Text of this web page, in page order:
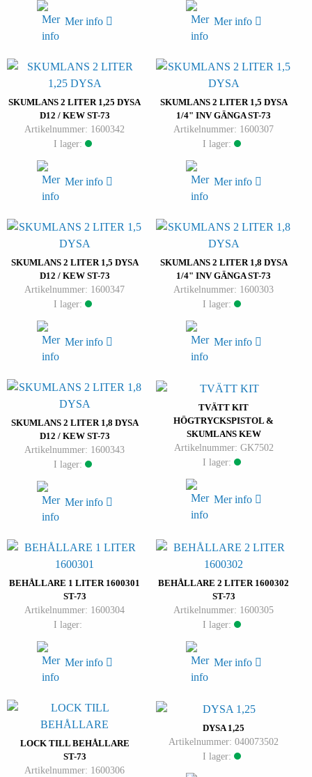
Mer info Mer info
SKUMLANS 2 LITER 1,25 DYSA
D12 / KEW ST-73
Artikelnummer: 1600342
I lager:
Mer info
SKUMLANS 2 LITER 1,5 DYSA
1/4" INV GÄNGA ST-73
Artikelnummer: 1600307
I lager:
Mer info
SKUMLANS 2 LITER 1,5 DYSA
D12 / KEW ST-73
Artikelnummer: 1600347
I lager:
Mer info
SKUMLANS 2 LITER 1,8 DYSA
1/4" INV GÄNGA ST-73
Artikelnummer: 1600303
I lager:
Mer info
SKUMLANS 2 LITER 1,8 DYSA
D12 / KEW ST-73
Artikelnummer: 1600343
I lager:
Mer info
TVÄTT KIT
HÖGTRYCKSPISTOL &
SKUMLANS KEW
Artikelnummer: GK7502
I lager:
Mer info
BEHÅLLARE 1 LITER 1600301
ST-73
Artikelnummer: 1600304
I lager:
Mer info
BEHÅLLARE 2 LITER 1600302
ST-73
Artikelnummer: 1600305
I lager:
Mer info
LOCK TILL BEHÅLLARE
ST-73
Artikelnummer: 1600306
DYSA 1,25
Artikelnummer: 040073502
I lager: